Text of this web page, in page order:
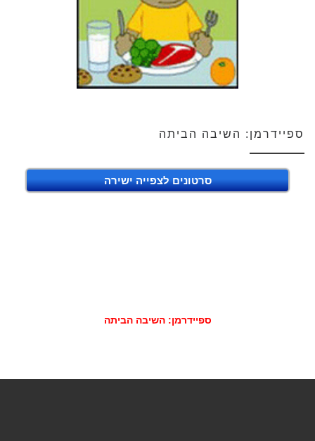
ספיידרמן: השיבה הביתה
סרטונים לצפייה ישירה
ספיידרמן: השיבה הביתה